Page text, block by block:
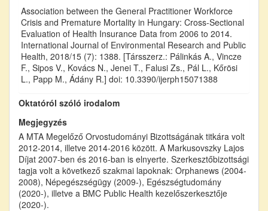
Association between the General Practitioner Workforce
Crisis and Premature Mortality in Hungary: Cross-Sectional
Evaluation of Health Insurance Data from 2006 to 2014.
International Journal of Environmental Research and Public
Health, 2018/15 (7): 1388. [Társszerz.: Pálinkás A., Vincze
F., Sipos V., Kovács N., Jenei T., Falusi Zs., Pál L., Kőrösi
L., Papp M., Ádány R.] doi: 10.3390/ijerph15071388
Oktatóról szóló irodalom
Megjegyzés
A MTA Megelőző Orvostudományi Bizottságának titkára volt
2012-2014, illetve 2014-2016 között. A Markusovszky Lajos
Díjat 2007-ben és 2016-ban is elnyerte. Szerkesztőbizottsági
tagja volt a következő szakmai lapoknak: Orphanews (2004-
2008), Népegészségügy (2009-), Egészségtudomány
(2020-), illetve a BMC Public Health kezelőszerkesztője
(2020-).